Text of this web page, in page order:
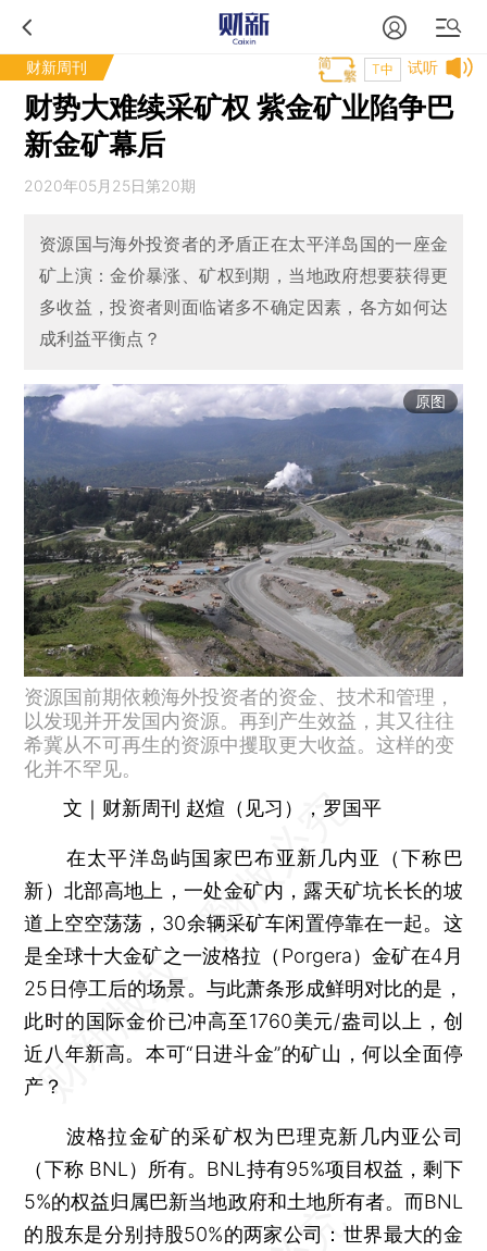
财新周刊 试听
T中
财势大难续采矿权 紫金矿业陷争巴
新金矿幕后
2020年05月25日第20期
资源国与海外投资者的矛盾正在太平洋岛国的一座金
矿上演：金价暴涨、矿权到期，当地政府想要获得更
多收益，投资者则面临诸多不确定因素，各方如何达
成利益平衡点？
原图
资源国前期依赖海外投资者的资金、技术和管理，
以发现并开发国内资源。再到产生效益，其又往往
希冀从不可再生的资源中攫取更大收益。这样的变
化并不罕见。
文｜财新周刊 赵煊（见习），罗国平
在太平洋岛屿国家巴布亚新几内亚（下称巴
新）北部高地上，一处金矿内，露天矿坑长长的坡
道上空空荡荡，30余辆采矿车闲置停靠在一起。这
是全球十大金矿之一波格拉（Porgera）金矿在4月
25日停工后的场景。与此萧条形成鲜明对比的是，
此时的国际金价已冲高至1760美元/盎司以上，创
近八年新高。本可“日进斗金”的矿山，何以全面停
产？
波格拉金矿的采矿权为巴理克新几内亚公司
（下称 BNL）所有。BNL持有95%项目权益，剩下
5%的权益归属巴新当地政府和土地所有者。而BNL
的股东是分别持股50%的两家公司：世界最大的金